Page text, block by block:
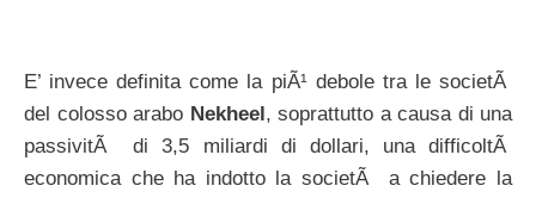
E’ invece definita come la piÃ¹ debole tra le societÃ
del colosso arabo Nekheel , soprattutto a causa di una
passivitÃ di 3,5 miliardi di dollari, una difficoltÃ
economica che ha indotto la societÃ a chiedere la